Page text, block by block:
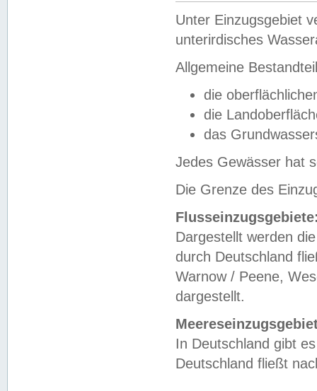
Unter Einzugsgebiet
unterirdisches
Allgemeine
die
die
das
Jedes Gewässer hat
Die Grenze des
Dargestellt werden
durch Deutschland
Warnow / Peene,
dargestellt.
In Deutschland gibt
Deutschland fließt